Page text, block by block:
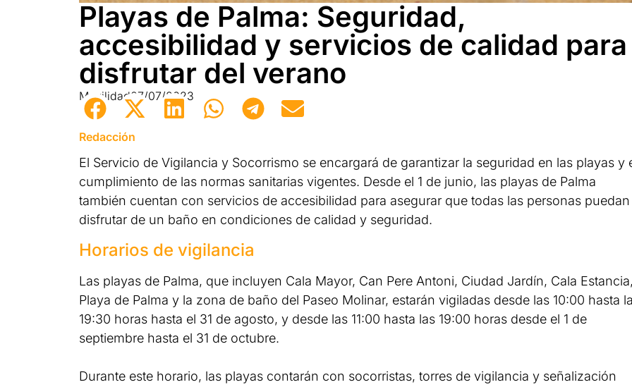
Playas de Palma: Seguridad,
accesibilidad y servicios de calidad para
disfrutar del verano
Movilidad07/07/2023
Redacción
El Servicio de Vigilancia y Socorrismo se encargará de garantizar la seguridad en las playas y
cumplimiento de las normas sanitarias vigentes. Desde el 1 de junio, las playas de Palma
también cuentan con servicios de accesibilidad para asegurar que todas las personas puedan
disfrutar de un baño en condiciones de calidad y seguridad.
Horarios de vigilancia
Las playas de Palma, que incluyen Cala Mayor, Can Pere Antoni, Ciudad Jardín, Cala
Playa de Palma y la zona de baño del Paseo Molinar, estarán vigiladas desde las 10:00 hasta
19:30 horas hasta el 31 de agosto, y desde las 11:00 hasta las 19:00 horas desde el 1 de
septiembre hasta el 31 de octubre.
Durante este horario, las playas contarán con socorristas, torres de vigilancia y señalización